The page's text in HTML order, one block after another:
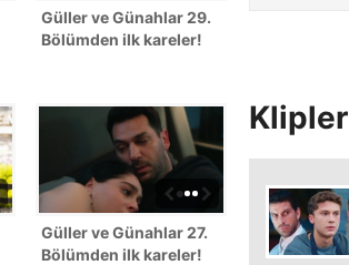
Güller ve Günahlar 29.
Bölümden ilk kareler!
Güller ve Günahlar 27.
Bölümden ilk kareler!
Klipler